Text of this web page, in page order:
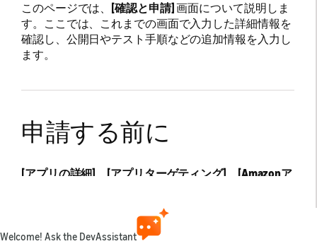
このページでは、 [確認と申請] 画面について説明しま
す。ここでは、これまでの画面で入力した詳細情報を
確認し、公開日やテスト手順などの追加情報を入力し
ます。
申請する前に
[アプリの詳細] [アプリターゲティング]
[Amazonア
が正しいことを確認します。情報を変更する必要があ
[情報を編集]をクリックします。申請内容
の詳細を確認したら、[申請する前に]
Welcome! Ask the DevAssistant